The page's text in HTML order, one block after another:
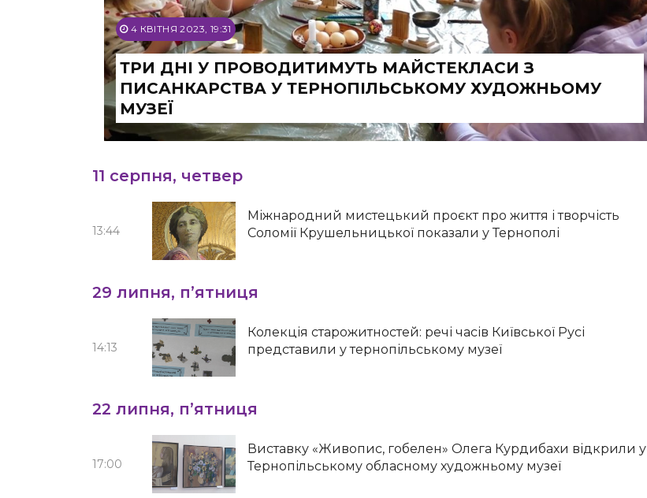
4 КВІТНЯ 2023, 19:31
ТРИ ДНІ У ПРОВОДИТИМУТЬ МАЙСТЕКЛАСИ З
ПИСАНКАРСТВА У ТЕРНОПІЛЬСЬКОМУ ХУДОЖНЬОМУ
МУЗЕЇ
11 серпня, четвер
13:44
Міжнародний мистецький проєкт про життя і творчість
Соломії Крушельницької показали у Тернополі
29 липня, п’ятниця
14:13
Колекція старожитностей: речі часів Київської Русі
представили у тернопільському музеї
22 липня, п’ятниця
17:00
Виставку «Живопис, гобелен» Олега Курдибахи відкрили у
Тернопільському обласному художньому музеї